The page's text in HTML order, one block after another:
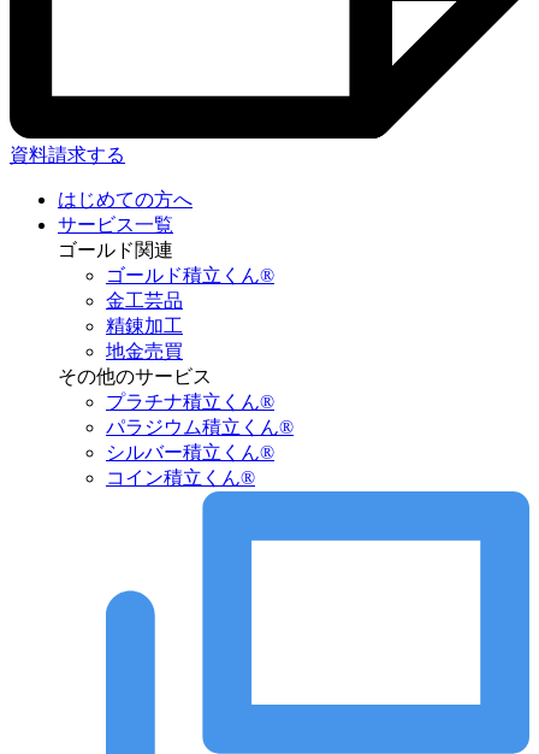
資料請求する
はじめての方へ
サービス一覧
ゴールド関連
ゴールド積立くん®︎
金工芸品
精錬加工
地金売買
その他のサービス
プラチナ積立くん®︎
パラジウム積立くん®︎
シルバー積立くん®︎
コイン積立くん®︎